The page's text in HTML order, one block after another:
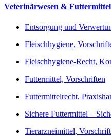
Veterinärwesen & Futtermittel
Entsorgung und
Fleischhygiene,
Fleischhygiene-Recht,
Futtermittel, Vorschriften
Futtermittelrecht,
Sichere Futtermittel –
Tierarzneimittel,